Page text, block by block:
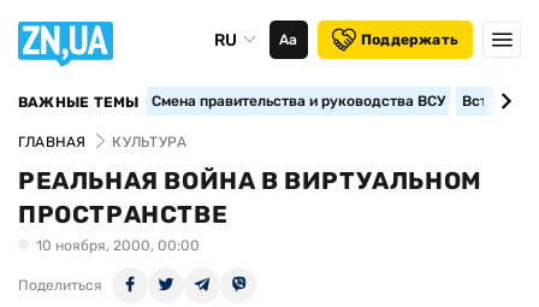
RU Аа Поддержать
ВАЖНЫЕ ТЕМЫ Смена правительства и руководства ВСУ
ГЛАВНАЯ КУЛЬТУРА
РЕАЛЬНАЯ ВОЙНА В ВИРТУАЛЬНОМ
ПРОСТРАНСТВЕ
10 ноября, 2000, 00:00
Поделиться